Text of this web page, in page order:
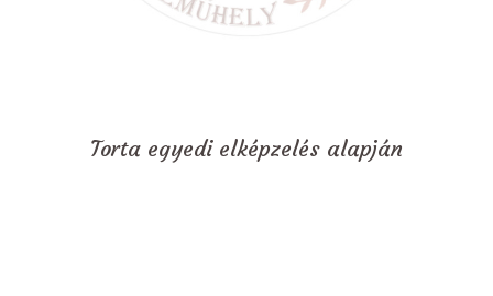
Torta egyedi elképzelés alapján